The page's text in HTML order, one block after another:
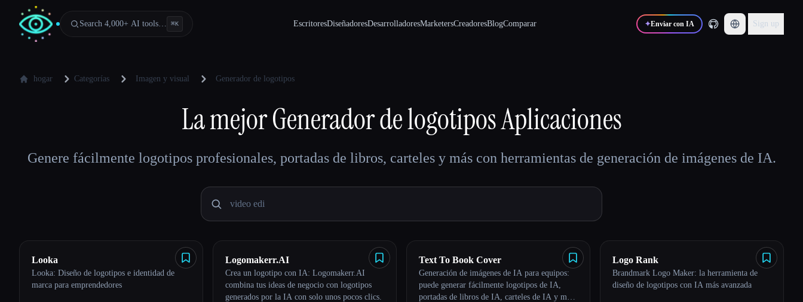
Search 4,000+ AI tools… ⌘K EscritoresDiseñadoresDesarrolladoresMarketersCreadoresBlogComparar ✦Enviar con IA Sign up
hogar Categorías Imagen y visual Generador de logotipos
La mejorGenerador de logotiposAplicaciones
Genere fácilmente logotipos profesionales, portadas de libros, carteles y más con herramientas de generación de imágenes de IA.
Looka
Looka: Diseño de logotipos e identidad de
marca para emprendedores
Logomakerr.AI
Crea un logotipo con IA: Logomakerr.AI
combina tus ideas de negocio con logotipos
generados por la IA con solo unos pocos clics.
Text To Book Cover
Generación de imágenes de IA para equipos:
puede generar fácilmente logotipos de IA,
portadas de libros de IA, carteles de IA y más
Logo Rank
Brandmark Logo Maker: la herramienta de
diseño de logotipos con IA más avanzada